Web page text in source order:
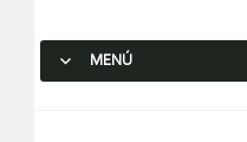
MENÚ